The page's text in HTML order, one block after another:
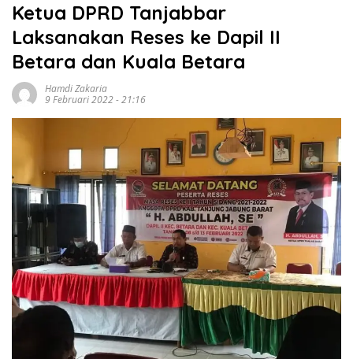
Ketua DPRD Tanjabbar
Laksanakan Reses ke Dapil II
Betara dan Kuala Betara
Hamdi Zakaria
9 Februari 2022 - 21:16